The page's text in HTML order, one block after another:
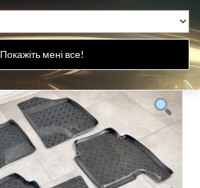
Покажіть мені все!